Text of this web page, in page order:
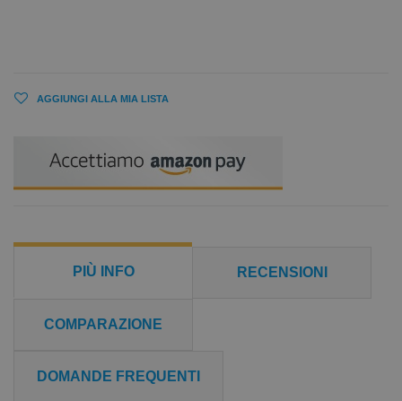
AGGIUNGI ALLA MIA LISTA
PIÙ INFO RECENSIONI
COMPARAZIONE
DOMANDE FREQUENTI